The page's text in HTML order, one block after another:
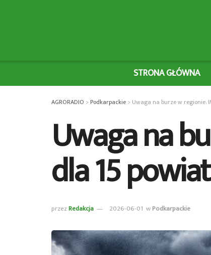
STRONA GŁÓWNA
AGRORADIO >Podkarpackie > Uwaga na burze w regionie.
Uwaga na
dla 15
przezRedakcja 2026-06-01 wPodkarpackie